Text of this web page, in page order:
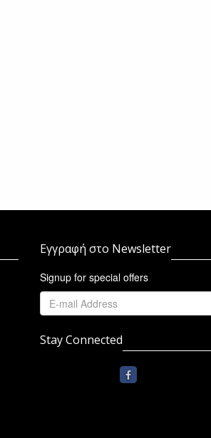
Εγγραφή στο Newsletter
Signup for special offers
Stay Connected